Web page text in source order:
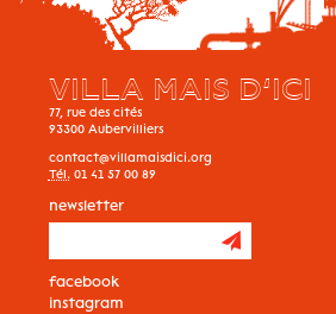
newsletter
facebook
instagram
VILLA MAIS D’ICI
77, rue des cités
93300 Aubervilliers
contact@villamaisdici.org
Tél. 01 41 57 00 89